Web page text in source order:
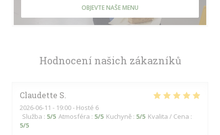
Hodnocení našich zákazníků
Claudette S
2026-06-11 - 19:00 - Hosté 6
Služba : 5/5 Atmosféra : 5/5 Kuchyně : 5/5 Kvalita / Cena :
5/5
OBJEVTE NAŠE MENU